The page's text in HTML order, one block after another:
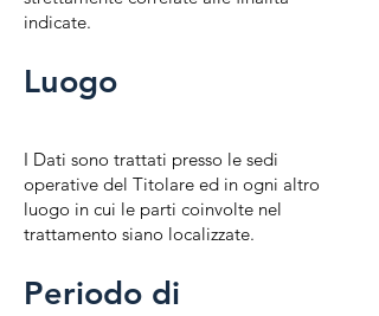
indicate.
Luogo
I Dati sono trattati presso le sedi
operative del Titolare ed in ogni altro
luogo in cui le parti coinvolte nel
trattamento siano localizzate.
Periodo di